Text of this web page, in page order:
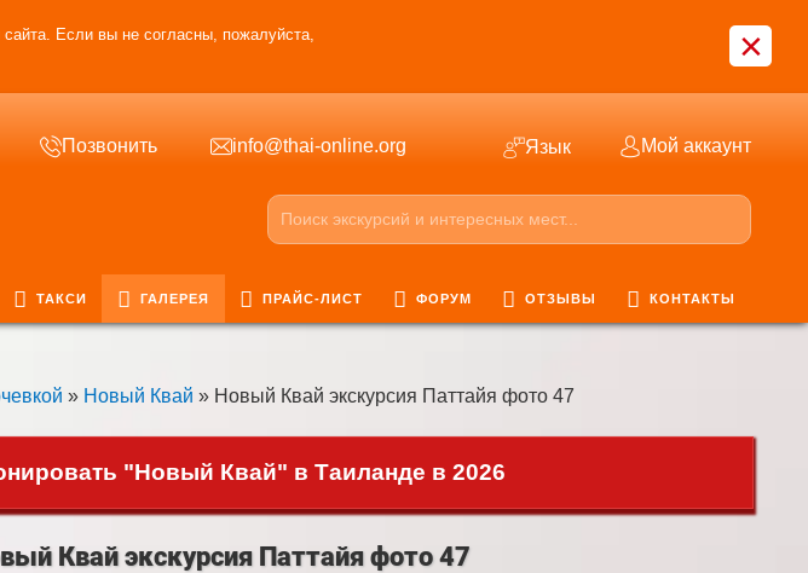
Если вы не согласны, пожалуйста,
×
Позвонить info@thai-online.org Язык Мой аккаунт
ТАКСИ ГАЛЕРЕЯ ПРАЙС-ЛИСТ ФОРУМ ОТЗЫВЫ КОНТАКТЫ
» Новый Квай » Новый Квай экскурсия Паттайя фото 47
"Новый Квай" в Таиланде в 2026
Квай экскурсия Паттайя фото 47